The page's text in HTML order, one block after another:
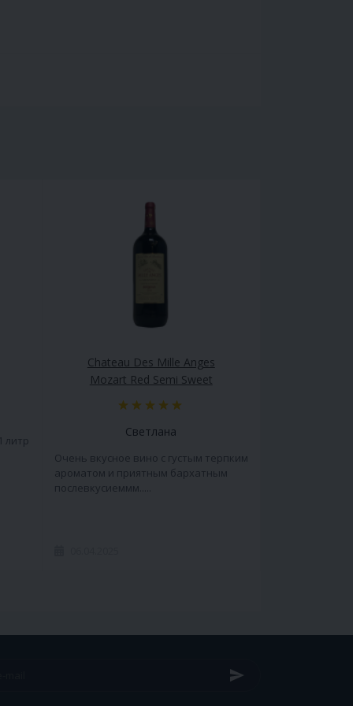
литр
Chateau Des Mille Anges
Mozart Red Semi Sweet
Светлана
Очень вкусное вино с густым терпким
ароматом и приятным бархатным
послевкусиеммм.....